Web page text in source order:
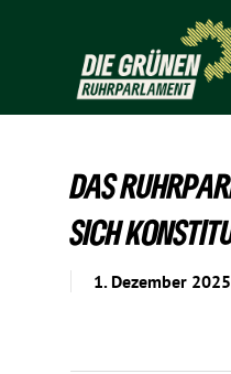
DAS
SICH
1. Dezember 2025